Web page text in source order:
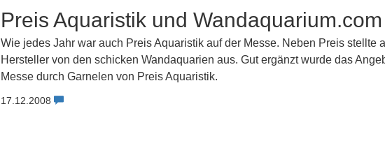
Preis Aquaristik und Wandaquarium.com
Wie jedes Jahr war auch Preis Aquaristik auf der Messe. Neben Preis stellte
Hersteller von den schicken Wandaquarien aus. Gut ergänzt wurde das
Messe durch Garnelen von Preis Aquaristik.
17.12.2008